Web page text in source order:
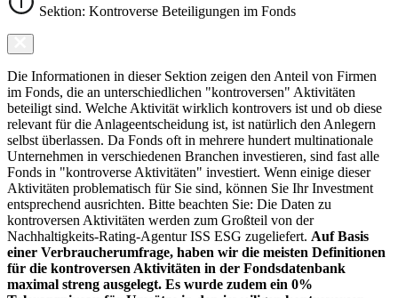
Sektion: Kontroverse Beteiligungen im Fonds
Die Informationen in dieser Sektion zeigen den Anteil von Firmen
im Fonds, die an unterschiedlichen "kontroversen" Aktivitäten
beteiligt sind. Welche Aktivität wirklich kontrovers ist und ob diese
relevant für die Anlageentscheidung ist, ist natürlich den Anlegern
selbst überlassen. Da Fonds oft in mehrere hundert multinationale
Unternehmen in verschiedenen Branchen investieren, sind fast alle
Fonds in "kontroverse Aktivitäten" investiert. Wenn einige dieser
Aktivitäten problematisch für Sie sind, können Sie Ihr Investment
entsprechend ausrichten. Bitte beachten Sie: Die Daten zu
kontroversen Aktivitäten werden zum Großteil von der
Nachhaltigkeits-Rating-Agentur ISS ESG zugeliefert. Auf Basis
einer Verbraucherumfrage, haben wir die meisten Definitionen
für die kontroversen Aktivitäten in der Fondsdatenbank
maximal streng ausgelegt. Es wurde zudem ein 0%